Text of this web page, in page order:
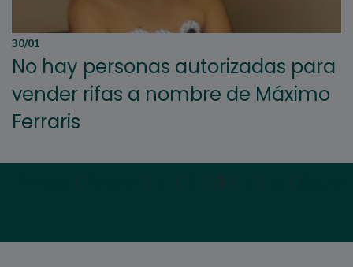
30/01
No hay personas autorizadas para
vender rifas a nombre de Máximo
Ferraris
| | | | 3 | | |